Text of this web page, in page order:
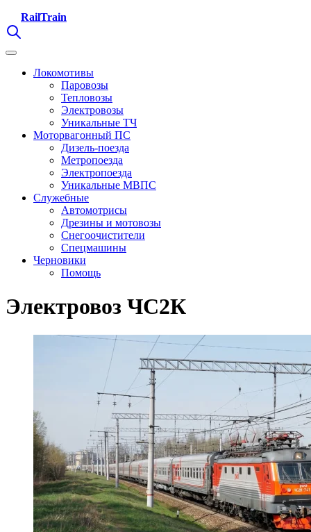
RailTrain
Локомотивы
Паровозы
Тепловозы
Электровозы
Уникальные ТЧ
Моторвагонный ПС
Дизель-поезда
Метропоезда
Электропоезда
Уникальные МВПС
Служебные
Автомотрисы
Дрезины и мотовозы
Снегоочистители
Спецмашины
Черновики
Помощь
Электровоз ЧС2К